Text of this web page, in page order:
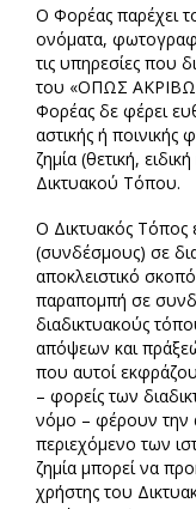
Ο Φορέας παρέχει
ονόματα,
τις υπηρεσίες που
του «ΟΠΩΣ
Φορέας δε φέρει
αστικής ή
ζημία (θετική,
Δικτυακού Τόπου.
O Δικτυακός Τόπος
(συνδέσμους) σε
αποκλειστικό
παραπομπή σε
διαδικτυακούς
απόψεων και
που αυτοί
– φορείς των
νόμο – φέρουν την
περιεχόμενο των
ζημία μπορεί να
χρήστης του